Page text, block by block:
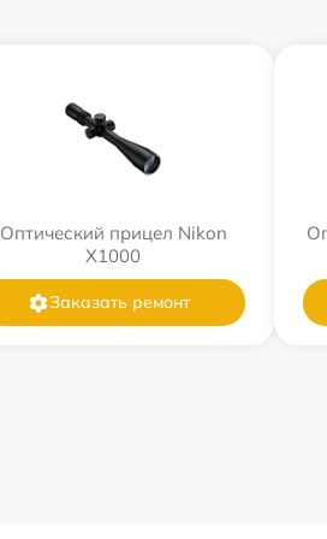
Оптический прицел Nikon
X1000
Заказать ремонт